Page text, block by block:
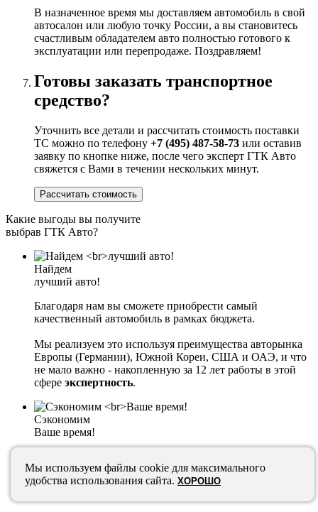
В назначенное время мы доставляем автомобиль в свой
автосалон или любую точку России, а вы становитесь
счастливым обладателем авто полностью готового к
эксплуатации или перепродаже. Поздравляем!
Готовы заказать транспортное
средство?
Уточнить все детали и рассчитать стоимость поставки
ТС можно по телефону +7 (495) 487-58-73 или оставив
заявку по кнопке ниже, после чего эксперт ГТК Авто
свяжется с Вами в течении нескольких минут.
Рассчитать стоимость
Какие выгоды вы получите
выбрав ГТК Авто?
Найдем
лучший авто!
Благодаря нам вы сможете приобрести самый
качественный автомобиль в рамках бюджета.
Мы реализуем это используя преимущества авторынка
Европы (Германии), Южной Кореи, США и ОАЭ, и что
не мало важно - накопленную за 12 лет работы в этой
сфере экспертность.
Сэкономим
Ваше время!
✓ поиск лучших предложений, их бронирование, выкуп
Мы используем файлы cookie для максимального
удобства использования сайта. ХОРОШО